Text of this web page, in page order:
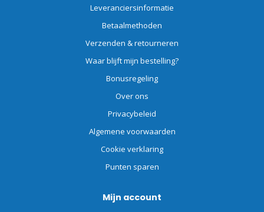
Leveranciersinformatie
Betaalmethoden
Verzenden & retourneren
Waar blijft mijn bestelling?
Bonusregeling
Over ons
Privacybeleid
Algemene voorwaarden
Cookie verklaring
Punten sparen
Mijn account